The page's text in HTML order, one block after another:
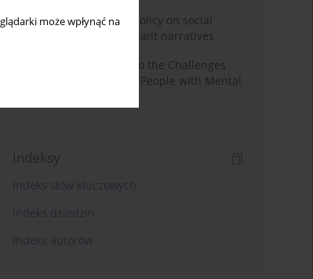
może wpłynąć na
Delegitimizing climate policy on social
media platforms: Dominant narratives
Bibliometric Insights into the Challenges
and Needs of Homeless People with Mental
Indeksy
Indeks słów kluczowych
Indeks dziedzin
Indeks autorów